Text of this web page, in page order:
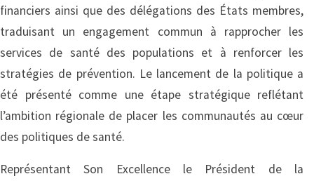
financiers ainsi que des délégations des États membres,
traduisant un engagement commun à rapprocher les
services de santé des populations et à renforcer les
stratégies de prévention. Le lancement de la politique a
été présenté comme une étape stratégique reflétant
l’ambition régionale de placer les communautés au cœur
des politiques de santé.
Représentant Son Excellence le Président de la